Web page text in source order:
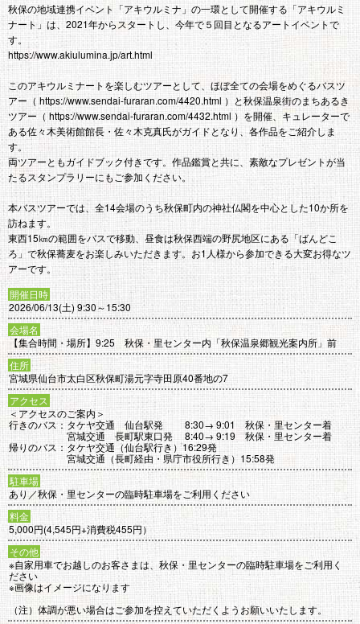
秋保の地域連携イベント「アキウルミナ」の一環として開催する「アキウルミ
ナート」は、2021年からスタートし、今年で５回目となるアートイベントで
す。
https://www.akiulumina.jp/art.html
このアキウルミナートを楽しむツアーとして、ほぼ全ての会場をめぐるバスツ
アー（ https://www.sendai-furaran.com/4420.html ）と秋保温泉街のまちあるき
ツアー（ https://www.sendai-furaran.com/4432.html ）を開催、キュレーターで
ある佐々木美術館館長・佐々木克真氏がガイドとなり、各作品をご紹介しま
す。
両ツアーともガイドブック付きです。作品鑑賞と共に、素敵なプレゼントが当
たるスタンプラリーにもご参加ください。
本バスツアーでは、全14会場のうち秋保町内の神社仏閣を中心とした10か所を
訪ねます。
東西15㎞の範囲をバスで移動、昼食は秋保西端の野尻地区にある「ばんどこ
ろ」で秋保蕎麦をお楽しみいただきます。お1人様から参加できる大変お得なツ
アーです。
開催日時
2026/06/13(土) 9:30～15:30
会場名
【集合時間・場所】9:25 秋保・里センター内「秋保温泉郷観光案内所」前
住所
宮城県仙台市太白区秋保町湯元字寺田原40番地の7
アクセス
＜アクセスのご案内＞
行きのバス：タケヤ交通 仙台駅発 8:30→ 9:01 秋保・里センター着
宮城交通 長町駅東口発 8:40→ 9:19 秋保・里センター着
帰りのバス：タケヤ交通（仙台駅行き）16:29発
宮城交通（長町経由・県庁市役所行き）15:58発
駐車場
あり／秋保・里センターの臨時駐車場をご利用ください
料金
5,000円(4,545円+消費税455円）
その他
※自家用車でお越しのお客さまは、秋保・里センターの臨時駐車場をご利用く
ださい
※画像はイメージになります
（注）体調が悪い場合はご参加を控えていただくようお願いいたします。